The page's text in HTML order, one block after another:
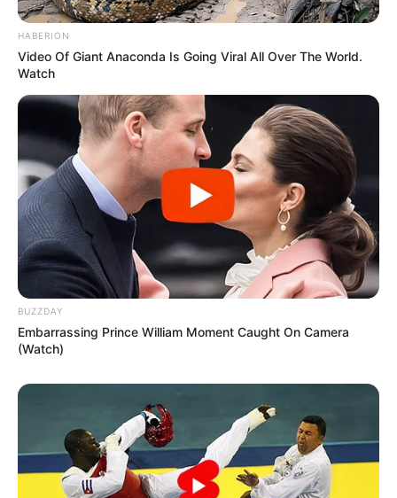
Besonders mit den drei Erlebnisbädern
Rebstockbad, Titus Thermen und Panoramabad
Bornheim besitzt Frankfurt am Main unter seinen
vielen Hallen- und Freibädern auch einige
touristische Highlights. Informationen auf der
Frankfurter Bäderseite unter
www.bbf-frankfurt.de
Waldzoo Offenbach - Neben vielen Haustieren gibt
es im Waldzoo Offenbach auch exotische Tiere, wie
Kängurus und Stinktiere, zu besichtigen. Die
gegenüber der Stadthalle Offenbach liegende
Anlage ist ein ideales Familienausflugsziel und
viele Tiere können sogar gestreichelt und gefüttert
werden. Informationen unterwww.waldzoo-offenbac
h.de.
Deutsches Ledermuseum Schuhmuseum Offenbach
- Gleich drei Ausstellungsbereiche vereint das
Ledermuseum unter einem Dach. Hierzu gehören
das Schuhmuseum mit internationaler
Fußbekleidung aus vier Jahrtausenden, das
Museum für angewandte Kunst mit Exponaten vom
Mittelalter bis zur Gegenwart und das Ethnologische
Museum mit den Abteilungen Afrika, Amerika, Asien.
HABERION
Video Of Giant Anaconda Is Going Viral All Over The World.
Watch
BUZZDAY
Embarrassing Prince William Moment Caught On Camera
(Watch)